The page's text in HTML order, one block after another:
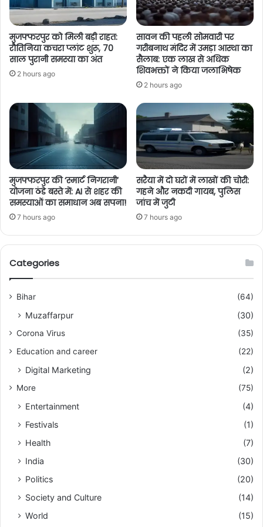
मुजफ्फरपुर को मिली बड़ी राहत:
रौतिनिया कचरा प्लांट शुरू, 70
साल पुरानी समस्या का अंत
2 hours ago
सावन की पहली सोमवारी पर
गरीबनाथ मंदिर में उमड़ा आस्था का
सैलाब: एक लाख से अधिक
शिवभक्तों ने किया जलाभिषेक
2 hours ago
मुजफ्फरपुर की ‘स्मार्ट निगरानी’
योजना ठंडे बस्ते में: AI से शहर की
समस्याओं का समाधान अब सपना!
7 hours ago
सरैया में दो घरों में लाखों की चोरी:
गहने और नकदी गायब, पुलिस
जांच में जुटी
7 hours ago
Categories
Bihar (64)
Muzaffarpur (30)
Corona Virus
(35)
Education and career
(22)
Digital Marketing (2)
More (75)
Entertainment
(4)
Festivals
(1)
Health
(7)
India
(30)
Politics
(20)
Society and Culture
(14)
World
(15)